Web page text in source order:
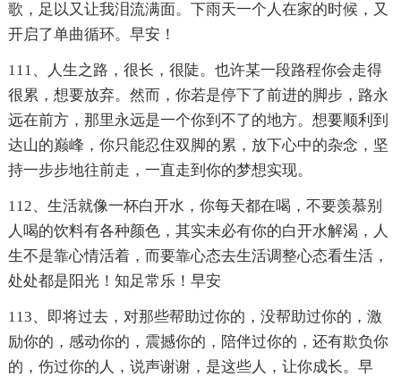
歌，足以又让我泪流满面。下雨天一个人在家的时候，又
开启了单曲循环。早安！
111、人生之路，很长，很陡。也许某一段路程你会走得
很累，想要放弃。然而，你若是停下了前进的脚步，路永
远在前方，那里永远是一个你到不了的地方。想要顺利到
达山的巅峰，你只能忍住双脚的累，放下心中的杂念，坚
持一步步地往前走，一直走到你的梦想实现。
112、生活就像一杯白开水，你每天都在喝，不要羡慕别
人喝的饮料有各种颜色，其实未必有你的白开水解渴，人
生不是靠心情活着，而要靠心态去生活调整心态看生活，
处处都是阳光！知足常乐！早安
113、即将过去，对那些帮助过你的，没帮助过你的，激
励你的，感动你的，震撼你的，陪伴过你的，还有欺负你
的，伤过你的人，说声谢谢，是这些人，让你成长。早